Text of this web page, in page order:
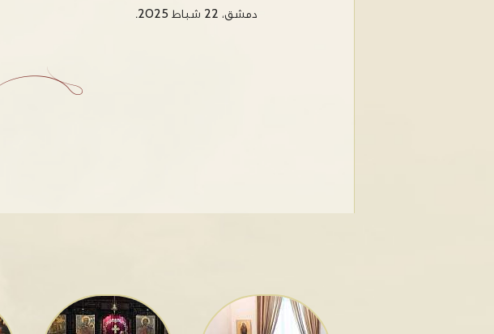
دمشق، 22 شباط 2025.